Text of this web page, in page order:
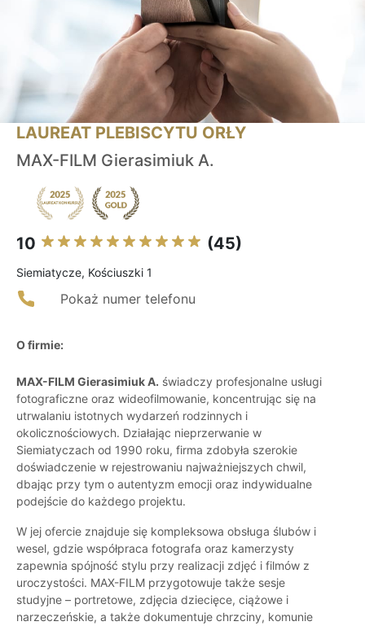
LAUREAT PLEBISCYTU ORŁY
MAX-FILM Gierasimiuk A.
10 (45)
Siemiatycze, Kościuszki 1
Pokaż numer telefonu
O firmie:
MAX-FILM Gierasimiuk A. świadczy profesjonalne usługi
fotograficzne oraz wideofilmowanie, koncentrując się na
utrwalaniu istotnych wydarzeń rodzinnych i
okolicznościowych. Działając nieprzerwanie w
Siemiatyczach od 1990 roku, firma zdobyła szerokie
doświadczenie w rejestrowaniu najważniejszych chwil,
dbając przy tym o autentyzm emocji oraz indywidualne
podejście do każdego projektu.
W jej ofercie znajduje się kompleksowa obsługa ślubów i
wesel, gdzie współpraca fotografa oraz kamerzysty
zapewnia spójność stylu przy realizacji zdjęć i filmów z
uroczystości. MAX-FILM przygotowuje także sesje
studyjne – portretowe, zdjęcia dziecięce, ciążowe i
narzeczeńskie, a także dokumentuje chrzciny, komunie